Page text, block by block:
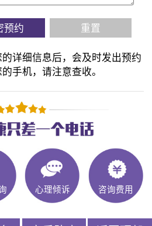
预约 重置
详细信息后，会及时发出预约
手机，请注意查收。
心理倾诉 咨询费用